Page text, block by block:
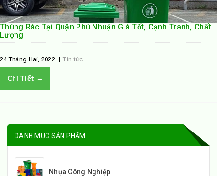
Thùng Rác Tại Quận Phú Nhuận Giá Tốt, Cạnh Tranh, Chất
Lượng
24 Tháng Hai, 2022 |Tin tức
Chi Tiết →
DANH MỤC SẢN PHẨM
Nhựa Công Nghiệp